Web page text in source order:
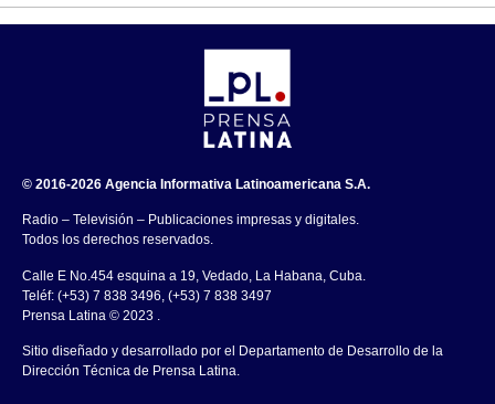
© 2016-2026 Agencia Informativa Latinoamericana S.A.
Radio – Televisión – Publicaciones impresas y digitales.
Todos los derechos reservados.
Calle E No.454 esquina a 19, Vedado, La Habana, Cuba.
Teléf: (+53) 7 838 3496, (+53) 7 838 3497
Prensa Latina © 2023 .
Sitio diseñado y desarrollado por el Departamento de Desarrollo de la
Dirección Técnica de Prensa Latina.